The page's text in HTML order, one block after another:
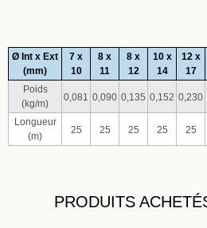
Ø Int x Ext
(mm)
7 x
10
8 x
11
8 x
12
10 x
14
12 x
17
Poids
(kg/m)
0,081 0,090 0,135 0,152 0,230
Longueur
(m)
25 25 25 25 25
PRODUITS